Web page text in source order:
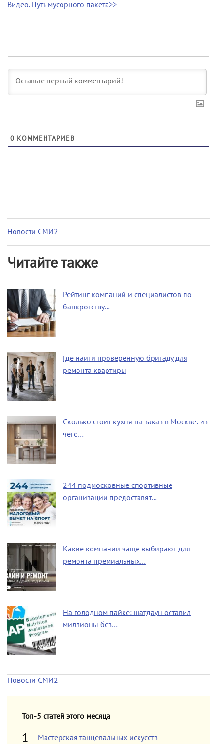
Видео. Путь мусорного пакета>>
0 КОММЕНТАРИЕВ
Новости СМИ2
Читайте также
Рейтинг компаний и специалистов по
банкротству…
Где найти проверенную бригаду для
ремонта квартиры
Сколько стоит кухня на заказ в Москве: из
чего…
244 подмосковные спортивные
организации предоставят…
Какие компании чаще выбирают для
ремонта премиальных…
На голодном пайке: шатдаун оставил
миллионы без…
Новости СМИ2
Топ-5 статей этого месяца
Мастерская танцевальных искусств